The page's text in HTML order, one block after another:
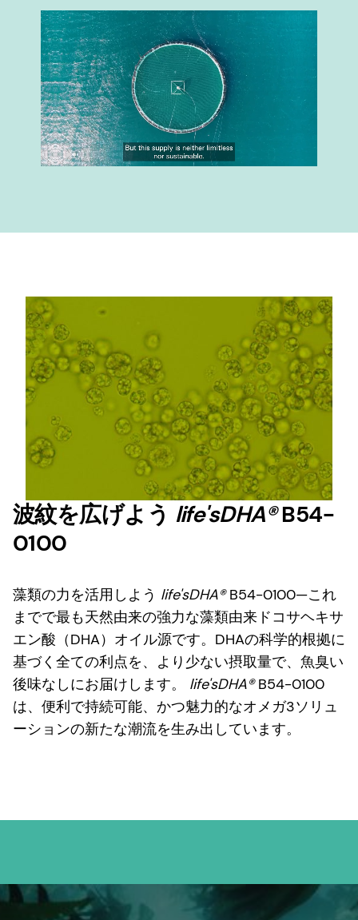
波紋を広げよう life'sDHA®B54-
0100
藻類の力を活用しよう life'sDHA®B54-0100—これ
までで最も天然由来の強力な藻類由来ドコサヘキサ
エン酸（DHA）オイル源です。DHAの科学的根拠に
基づく全ての利点を、より少ない摂取量で、魚臭い
後味なしにお届けします。 life'sDHA®B54-0100
は、便利で持続可能、かつ魅力的なオメガ3ソリュ
ーションの新たな潮流を生み出しています。